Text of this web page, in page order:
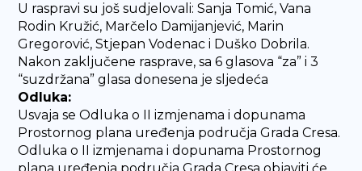
U raspravi su još sudjelovali: Sanja Tomić, Vana
Rodin Kružić, Marčelo Damijanjević, Marin
Gregorović, Stjepan Vodenac i Duško Dobrila.
Nakon zaključene rasprave, sa 6 glasova “za” i 3
“suzdržana” glasa donesena je sljedeća
Odluka:
Usvaja se Odluka o II izmjenama i dopunama
Prostornog plana uređenja područja Grada Cresa.
Odluka o II izmjenama i dopunama Prostornog